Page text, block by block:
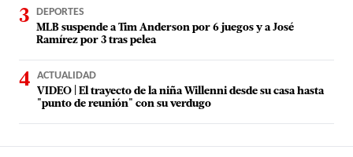
DEPORTES
MLB suspende a Tim Anderson por 6 juegos y a José
Ramírez por 3 tras pelea
ACTUALIDAD
VIDEO | El trayecto de la niña Willenni desde su casa hasta
"punto de reunión" con su verdugo